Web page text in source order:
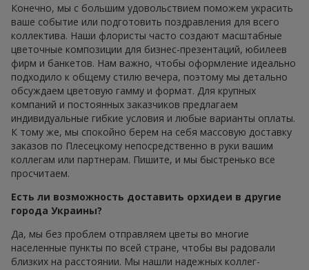
Конечно, мы с большим удовольствием поможем украсить
ваше событие или подготовить поздравления для всего
коллектива. Наши флористы часто создают масштабные
цветочные композиции для бизнес-презентаций, юбилеев
фирм и банкетов. Нам важно, чтобы оформление идеально
подходило к общему стилю вечера, поэтому мы детально
обсуждаем цветовую гамму и формат. Для крупных
компаний и постоянных заказчиков предлагаем
индивидуальные гибкие условия и любые варианты оплаты.
К тому же, мы спокойно берем на себя массовую доставку
заказов по Плесецкому непосредственно в руки вашим
коллегам или партнерам. Пишите, и мы быстренько все
просчитаем.
Есть ли возможность доставить орхидеи в другие
города Украины?
Да, мы без проблем отправляем цветы во многие
населенные пункты по всей стране, чтобы вы радовали
близких на расстоянии. Мы нашли надежных коллег-